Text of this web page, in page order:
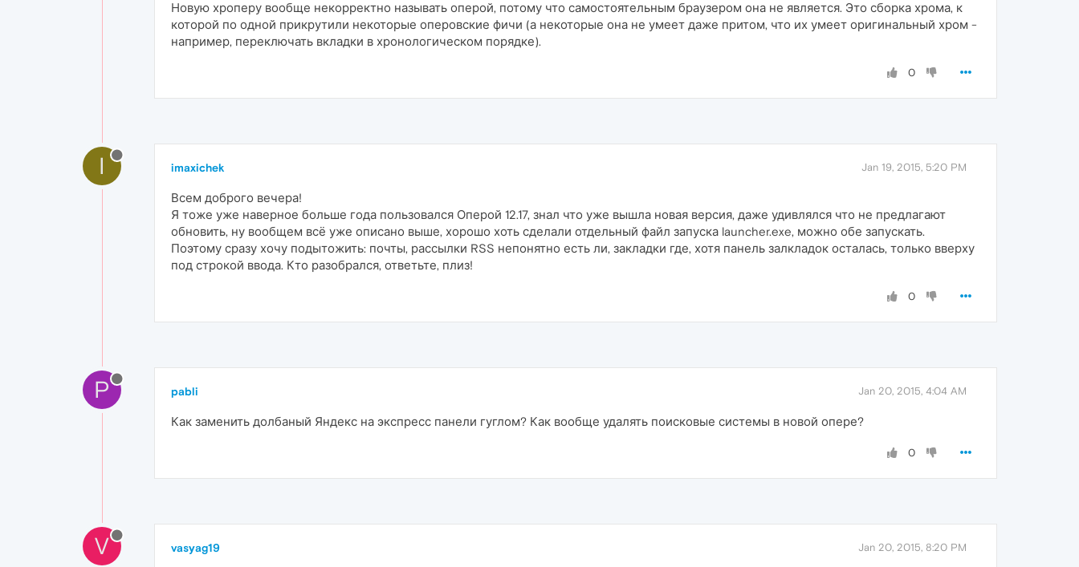
Новую хроперу вообще некорректно называть оперой, потому что самостоятельным браузером она не является. Это сборка хрома, к
которой по одной прикрутили некоторые оперовские фичи (а некоторые она не умеет даже притом, что их умеет оригинальный хром -
например, переключать вкладки в хронологическом порядке).
0
I imaxichek Jan 19, 2015, 5:20 PM
Всем доброго вечера!
Я тоже уже наверное больше года пользовался Оперой 12.17, знал что уже вышла новая версия, даже удивлялся что не предлагают
обновить, ну вообщем всё уже описано выше, хорошо хоть сделали отдельный файл запуска launcher.exe, можно обе запускать.
Поэтому сразу хочу подытожить: почты, рассылки RSS непонятно есть ли, закладки где, хотя панель залкладок осталась, только вверху
под строкой ввода. Кто разобрался, ответьте, плиз!
0
P pabli Jan 20, 2015, 4:04 AM
Как заменить долбаный Яндекс на экспресс панели гуглом? Как вообще удалять поисковые системы в новой опере?
0
V vasyag19 Jan 20, 2015, 8:20 PM